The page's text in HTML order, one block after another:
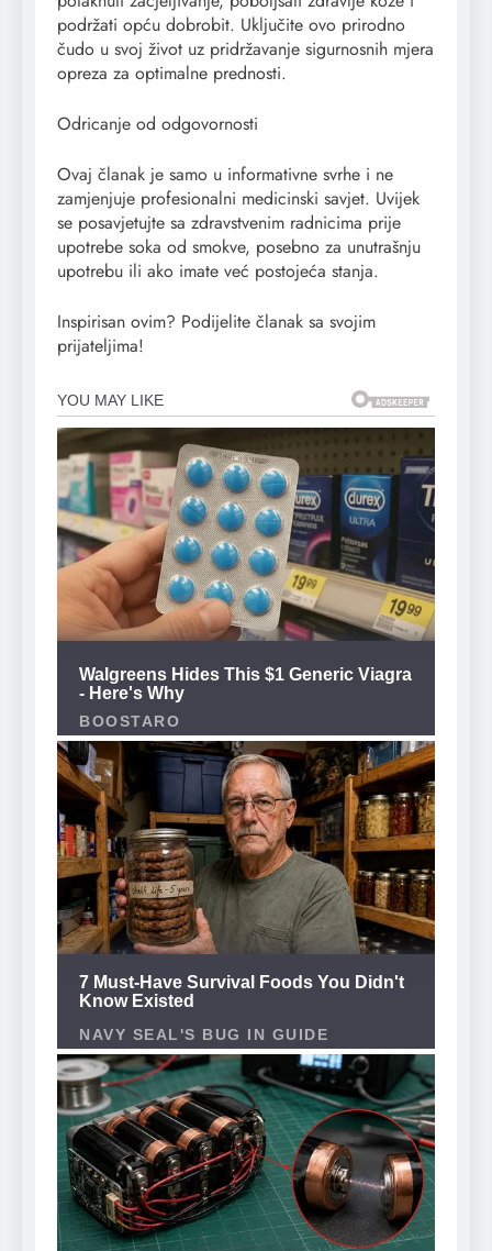
podržati opću dobrobit. Uključite ovo prirodno
čudo u svoj život uz pridržavanje sigurnosnih mjera
opreza za optimalne prednosti.
Odricanje od odgovornosti
Ovaj članak je samo u informativne svrhe i ne
zamjenjuje profesionalni medicinski savjet. Uvijek
se posavjetujte sa zdravstvenim radnicima prije
upotrebe soka od smokve, posebno za unutrašnju
upotrebu ili ako imate već postojeća stanja.
Inspirisan ovim? Podijelite članak sa svojim
prijateljima!